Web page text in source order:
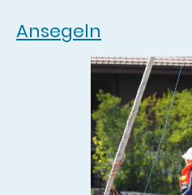
Ansegeln